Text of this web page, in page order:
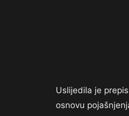
Uslijedila je
osnovu